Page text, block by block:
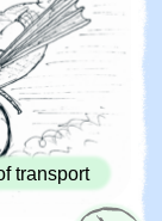
transport